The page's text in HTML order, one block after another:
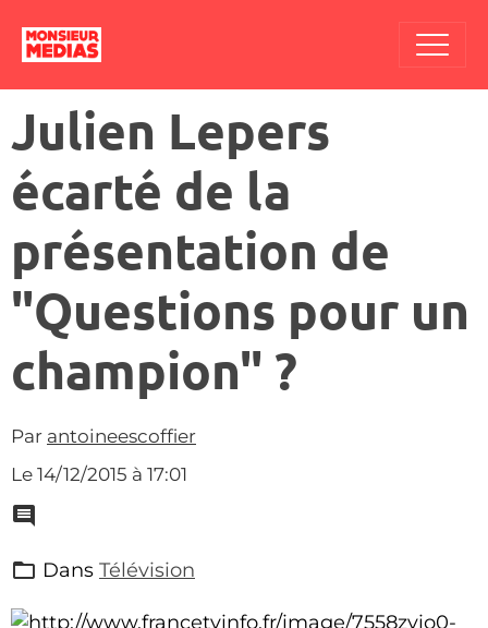
Julien Lepers
écarté de la
présentation de
"Questions pour un
champion" ?
Par antoineescoffier
Le 14/12/2015 à 17:01
Dans Télévision